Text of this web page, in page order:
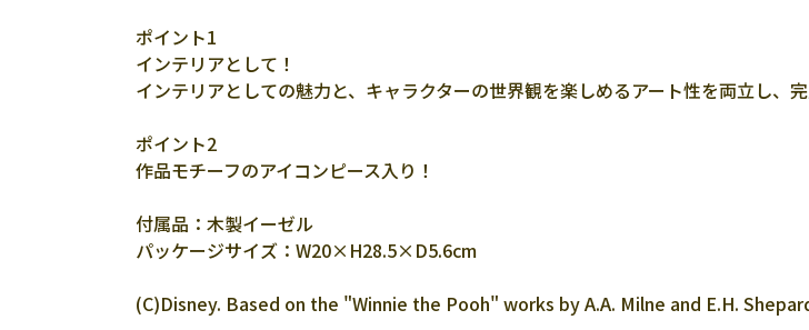
ポイント1
インテリアとして！
インテリアとしての魅力と、キャラクターの世界観を楽しめるアート性を両立し、
ポイント2
作品モチーフのアイコンピース入り！
付属品：木製イーゼル
パッケージサイズ：W20×H28.5×D5.6cm
(C)Disney. Based on the "Winnie the Pooh" works by A.A. Milne and E.H.